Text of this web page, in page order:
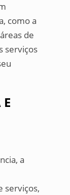
como a
de
serviços
a
serviços,